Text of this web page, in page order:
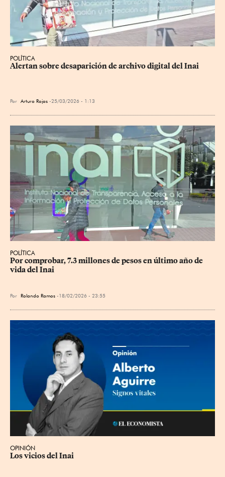
POLÍTICA
Alertan sobre desaparición de archivo digital del Inai
Por Arturo Rojas 25/03/2026 - 1:13
POLÍTICA
Por comprobar, 7.3 millones de pesos en último año de
vida del Inai
Por Rolando Ramos 18/02/2026 - 23:55
OPINIÓN
Los vicios del Inai